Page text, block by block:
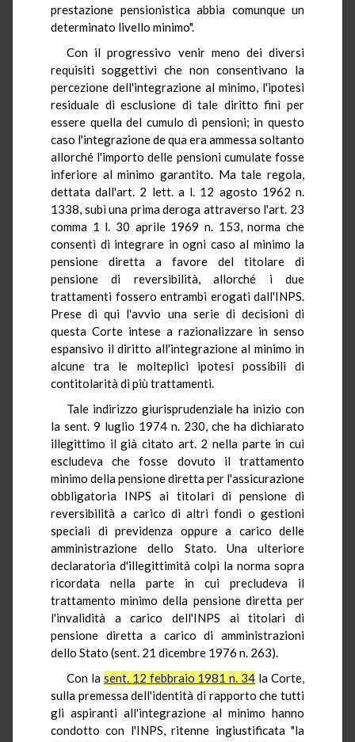
prestazione pensionistica abbia comunque un
determinato livello minimo".
Con il progressivo venir meno dei diversi
requisiti soggettivi che non consentivano la
percezione dell'integrazione al minimo, l'ipotesi
residuale di esclusione di tale diritto finì per
essere quella del cumulo di pensioni; in questo
caso l'integrazione de qua era ammessa soltanto
allorché l'importo delle pensioni cumulate fosse
inferiore al minimo garantito. Ma tale regola,
dettata dall'art. 2 lett. a l. 12 agosto 1962 n.
1338, subì una prima deroga attraverso l'art. 23
comma 1 l. 30 aprile 1969 n. 153, norma che
consentì di integrare in ogni caso al minimo la
pensione diretta a favore del titolare di
pensione di reversibilità, allorché i due
trattamenti fossero entrambi erogati dall'INPS.
Prese di qui l'avvio una serie di decisioni di
questa Corte intese a razionalizzare in senso
espansivo il diritto all'integrazione al minimo in
alcune tra le molteplici ipotesi possibili di
contitolarità di più trattamenti.
Tale indirizzo giurisprudenziale ha inizio con
la sent. 9 luglio 1974 n. 230, che ha dichiarato
illegittimo il già citato art. 2 nella parte in cui
escludeva che fosse dovuto il trattamento
minimo della pensione diretta per l'assicurazione
obbligatoria INPS ai titolari di pensione di
reversibilità a carico di altri fondi o gestioni
speciali di previdenza oppure a carico delle
amministrazione dello Stato. Una ulteriore
declaratoria d'illegittimità colpì la norma sopra
ricordata nella parte in cui precludeva il
trattamento minimo della pensione diretta per
l'invalidità a carico dell'INPS ai titolari di
pensione diretta a carico di amministrazioni
dello Stato (sent. 21 dicembre 1976 n. 263).
Con la sent. 12 febbraio 1981 n. 34 la Corte,
sulla premessa dell'identità di rapporto che tutti
gli aspiranti all'integrazione al minimo hanno
condotto con l'INPS, ritenne ingiustificata "la